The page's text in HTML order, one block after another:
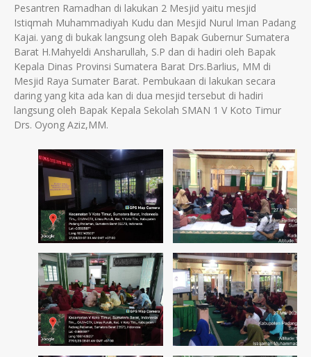
Pesantren Ramadhan di lakukan 2 Mesjid yaitu mesjid
Istiqmah Muhammadiyah Kudu dan Mesjid Nurul Iman Padang
Kajai. yang di bukak langsung oleh Bapak Gubernur Sumatera
Barat H.Mahyeldi Ansharullah, S.P dan di hadiri oleh Bapak
Kepala Dinas Provinsi Sumatera Barat Drs.Barlius, MM di
Mesjid Raya Sumater Barat. Pembukaan di lakukan secara
daring yang kita ada kan di dua mesjid tersebut di hadiri
langsung oleh Bapak Kepala Sekolah SMAN 1 V Koto Timur
Drs. Oyong Aziz,MM.